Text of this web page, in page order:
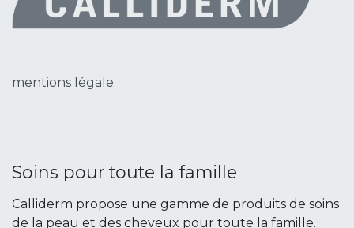
mentions légale
Soins pour toute la famille
Calliderm propose une gamme de produits de soins
de la peau et des cheveux pour toute la famille.